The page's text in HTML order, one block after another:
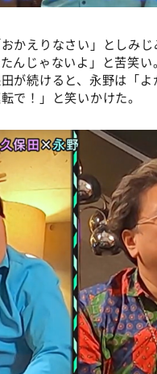
かえりなさい」としみ
んじゃないよ」と苦笑
が続けると、永野は「
で！」と笑いかけた。